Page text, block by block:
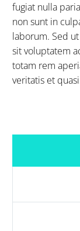
fugiat nulla
non sunt in
laborum. Sed
sit voluptatem
totam rem
veritatis et